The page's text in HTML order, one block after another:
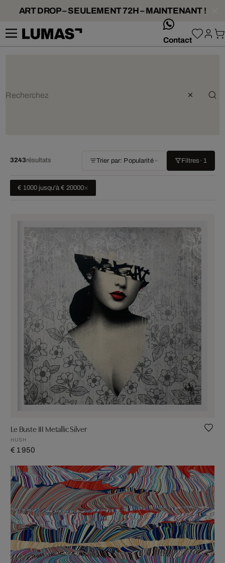
ART DROP – SEULEMENT 72H – MAINTENANT !
Contact
3243résultats Trier par: Popularité Filtres · 1
€ 1000 jusqu'à € 20000
Le Buste III Metallic Silver
HUSH
€ 1 950